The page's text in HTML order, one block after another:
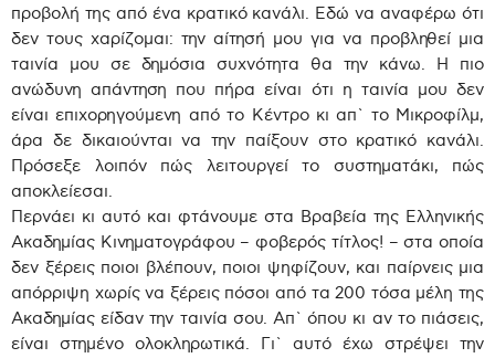
προβολή της από ένα κρατικό κανάλι. Εδώ να αναφέρω ότι
δεν τους χαρίζομαι: την αίτησή μου για να προβληθεί μια
ταινία μου σε δημόσια συχνότητα θα την κάνω. Η πιο
ανώδυνη απάντηση που πήρα είναι ότι η ταινία μου δεν
είναι επιχορηγούμενη από το Κέντρο κι απ` το Μικροφίλμ,
άρα δε δικαιούνται να την παίξουν στο κρατικό κανάλι.
Πρόσεξε λοιπόν πώς λειτουργεί το συστηματάκι, πώς
αποκλείεσαι.
Περνάει κι αυτό και φτάνουμε στα Βραβεία της Ελληνικής
Ακαδημίας Κινηματογράφου – φοβερός τίτλος! – στα οποία
δεν ξέρεις ποιοι βλέπουν, ποιοι ψηφίζουν, και παίρνεις μια
απόρριψη χωρίς να ξέρεις πόσοι από τα 200 τόσα μέλη της
Ακαδημίας είδαν την ταινία σου. Απ` όπου κι αν το πιάσεις,
είναι στημένο ολοκληρωτικά. Γι` αυτό έχω στρέψει την